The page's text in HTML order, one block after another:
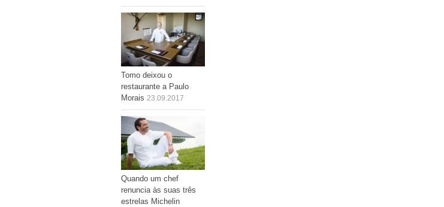
Tomo deixou o
restaurante a Paulo
Morais 23.09.2017
Quando um chef
renuncia às suas três
estrelas Michelin